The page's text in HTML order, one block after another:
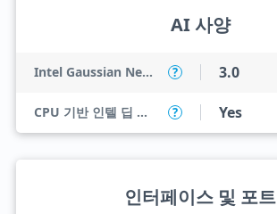
AI 사양
Intel Gaussian Neural Accelerator ? 3.0
CPU 기반 인텔 딥 러닝 부스트(인텔 DL 부스트) ? Yes
인터페이스 및 포트